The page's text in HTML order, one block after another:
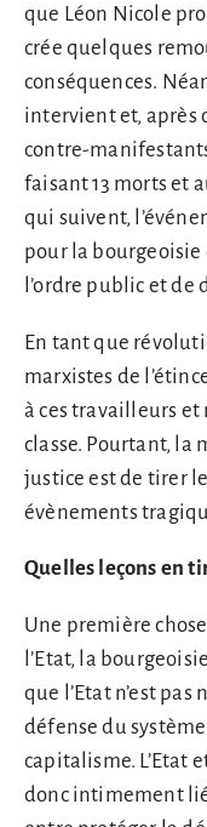
que Léon Nicole
crée quelques
conséquences.
intervient et, après
contre-
faisant 13 morts et
qui suivent,
pour la bourgeoisie
l’ordre public et
En tant que
marxistes de
à ces travailleurs
classe. Pourtant, la
justice est de tirer
évènements
Quelles leçons en
Une première
l’Etat, la
que l’Etat n’est
défense du
capitalisme. L’Etat
donc intimement